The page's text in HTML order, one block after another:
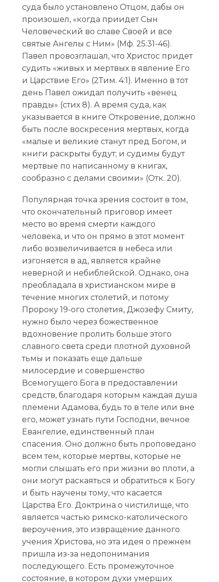
суда было установлено Отцом, дабы он
произошел, «когда приидет Сын
Человеческий во славе Своей и все
святые Ангелы с Ним» (Мф. 25:31-46).
Павел провозглашал, что Христос придет
судить «живых и мертвых в явление Его
и Царствие Его» (2Тим. 4:1). Именно в тот
день Павел ожидал получить «венец
правды» (стих 8). А время суда, как
указывается в книге Откровение, должно
быть после воскресения мертвых, когда
«малые и великие станут пред Богом, и
книги раскрыты будут; и судимы будут
мертвые по написанному в книгах,
сообразно с делами своими» (Отк. 20).
Популярная точка зрения состоит в том,
что окончательный приговор имеет
место во время смерти каждого
человека, и что он прямо в этот момент
либо возвеличивается в небеса или
изгоняется в ад, является крайне
неверной и небиблейской. Однако, она
преобладала в христианском мире в
течение многих столетий, и потому
Пророку 19-ого столетия, Джозефу Смиту,
нужно было через божественное
вдохновение пролить больше этого
славного света среди плотной духовной
тьмы и показать еще дальше
милосердие и совершенство
Всемогущего Бога в предоставлении
средств, благодаря которым каждая душа
племени Адамова, будь то в теле или вне
его, может узнать пути Господни, вечное
Евангелие, единственный план
спасения. Оно должно быть проповедано
всем тем, которые мертвы, которые не
могли слышать его при жизни во плоти, а
они могут раскаяться и обратиться к Богу
и быть научены тому, что касается
Царства Его. Доктрина о чистилище, что
является частью римско-католического
вероучения, это извращение данного
учения Христова, но эта идея о прежнем
пришла из-за недопонимания
последующего. Есть промежуточное
состояние, в котором духи умерших